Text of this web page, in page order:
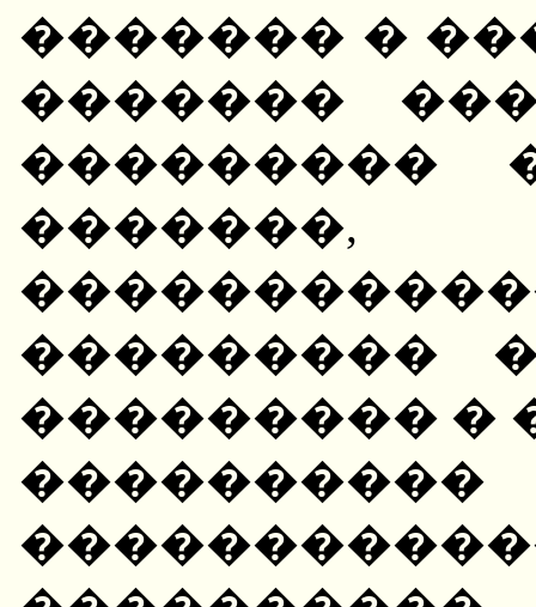
������� �
�������
���������
���������
��������� �